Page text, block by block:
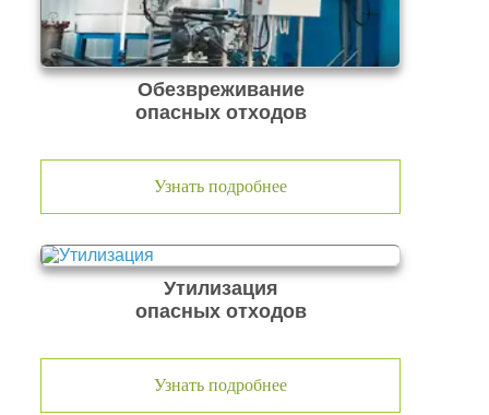
Обезвреживание
опасных отходов
Узнать подробнее
Утилизация
опасных отходов
Узнать подробнее